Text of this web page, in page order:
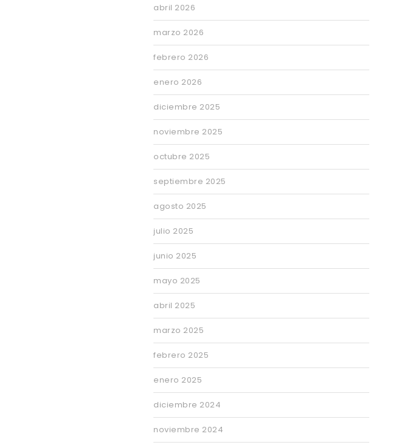
abril 2026
marzo 2026
febrero 2026
enero 2026
diciembre 2025
noviembre 2025
octubre 2025
septiembre 2025
agosto 2025
julio 2025
junio 2025
mayo 2025
abril 2025
marzo 2025
febrero 2025
enero 2025
diciembre 2024
noviembre 2024